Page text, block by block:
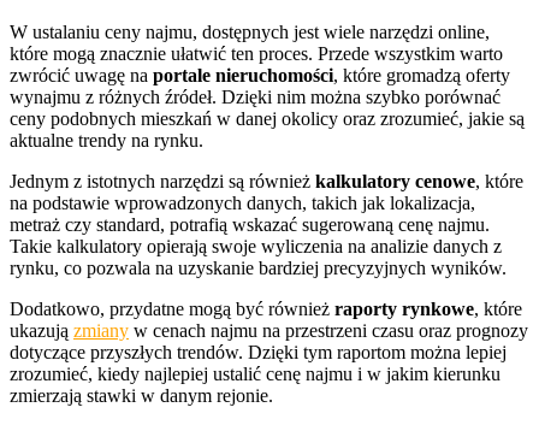
W ustalaniu ceny najmu, dostępnych jest wiele narzędzi online,
które mogą znacznie ułatwić ten proces. Przede wszystkim warto
zwrócić uwagę na portale nieruchomości, które gromadzą oferty
wynajmu z różnych źródeł. Dzięki nim można szybko porównać
ceny podobnych mieszkań w danej okolicy oraz zrozumieć, jakie są
aktualne trendy na rynku.
Jednym z istotnych narzędzi są również kalkulatory cenowe, które
na podstawie wprowadzonych danych, takich jak lokalizacja,
metraż czy standard, potrafią wskazać sugerowaną cenę najmu.
Takie kalkulatory opierają swoje wyliczenia na analizie danych z
rynku, co pozwala na uzyskanie bardziej precyzyjnych wyników.
Dodatkowo, przydatne mogą być również raporty rynkowe, które
ukazują zmiany w cenach najmu na przestrzeni czasu oraz prognozy
dotyczące przyszłych trendów. Dzięki tym raportom można lepiej
zrozumieć, kiedy najlepiej ustalić cenę najmu i w jakim kierunku
zmierzają stawki w danym rejonie.